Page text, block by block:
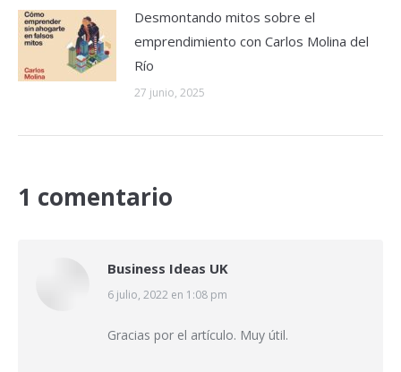
Desmontando mitos sobre el
emprendimiento con Carlos Molina del
Río
27 junio, 2025
1 comentario
Business Ideas UK
dice:
6 julio, 2022 en 1:08 pm
Gracias por el artículo. Muy útil.